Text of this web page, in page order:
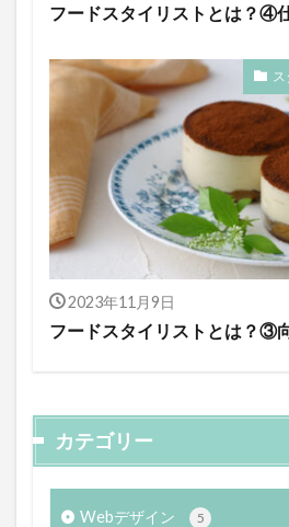
フードスタイリストとは？④
2023年11月9日
フードスタイリストとは？③
カテゴリー
Webデザイン 5